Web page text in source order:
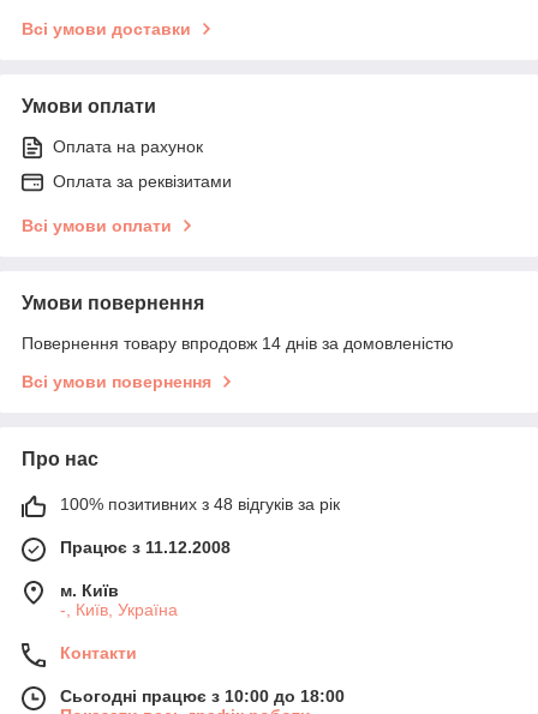
Всі умови доставки
Умови оплати
Оплата на рахунок
Оплата за реквізитами
Всі умови оплати
Умови повернення
Повернення товару впродовж 14 днів за домовленістю
Всі умови повернення
Про нас
100% позитивних з 48 відгуків за рік
Працює з 11.12.2008
м. Київ
-, Київ, Україна
Контакти
Сьогодні працює з 10:00 до 18:00